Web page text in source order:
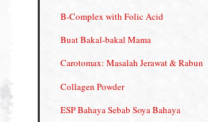
B-Complex with Folic Acid
Buat Bakal-bakal Mama
Carotomax: Masalah Jerawat & Rabun
Collagen Powder
ESP Bahaya Sebab Soya Bahaya